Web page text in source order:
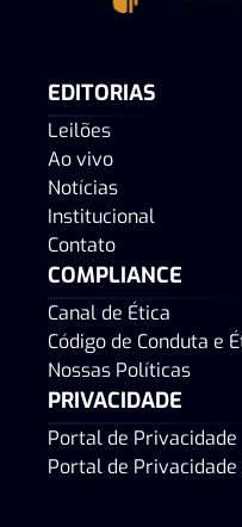
EDITORIAS
Leilões
Ao vivo
Notícias
Institucional
Contato
COMPLIANCE
Canal de Ética
Código de Conduta e
Nossas Políticas
PRIVACIDADE
Portal de Privacidade
Portal de Privacidade